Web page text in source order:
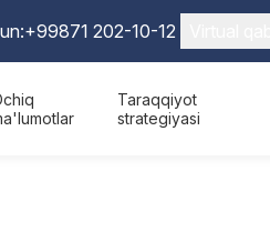
+99871 202-10-12
Taraqqiyot
strategiyasi